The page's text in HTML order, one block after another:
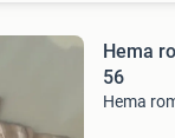
Hema
56
Hema